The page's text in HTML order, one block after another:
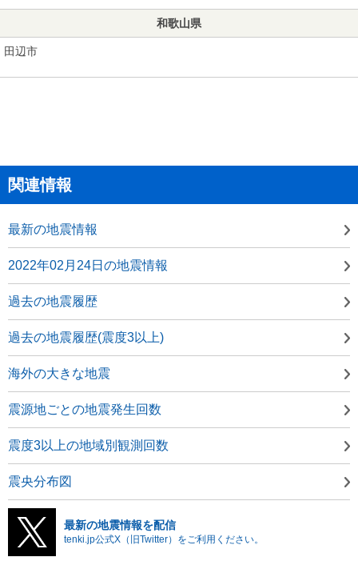
和歌山県
田辺市
関連情報
最新の地震情報
2022年02月24日の地震情報
過去の地震履歴
過去の地震履歴(震度3以上)
海外の大きな地震
震源地ごとの地震発生回数
震度3以上の地域別観測回数
震央分布図
最新の地震情報を配信
tenki.jp公式X（旧Twitter）をご利用ください。